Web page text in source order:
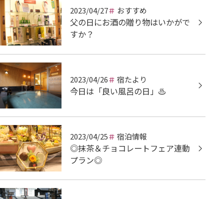
2023/04/27 おすすめ
父の日にお酒の贈り物はいかがで
すか？
2023/04/26 宿たより
今日は「良い風呂の日」♨
2023/04/25 宿泊情報
◎抹茶＆チョコレートフェア連動
プラン◎